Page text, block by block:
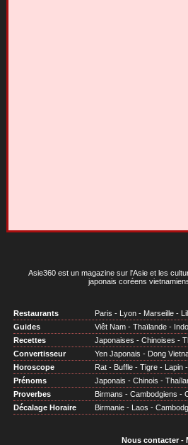
Asie360 est un magazine sur l'Asie et les
japonais coréens
Restaurants Paris - Lyon - Marseille -
Guides
Viêt Nam - Thaïlande -
Recettes
Japonaises - Chinoises -
Convertisseur
Yen Japonais - Dong
Horoscope
Rat - Buffle - Tigre - Lapin -
Prénoms
Japonais - Chinois -
Proverbes
Birmans - Cambodgiens -
Décalage Horaire
Birmanie - Laos -
Nous contacter-